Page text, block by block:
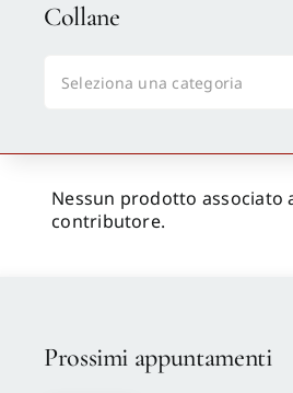
Distribuzione Wolrdwide
CONSIP / MEPA / ANVUR /
Nessun prodotto associato
contributore.
Collane
Seleziona una categoria
Prossimi appuntamenti